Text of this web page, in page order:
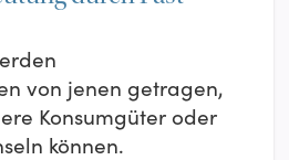
von jenen getragen,
Konsumgüter oder
können.